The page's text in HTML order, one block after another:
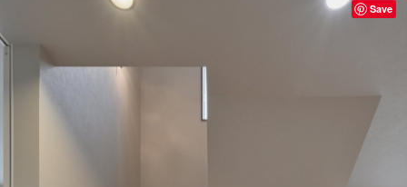
Save